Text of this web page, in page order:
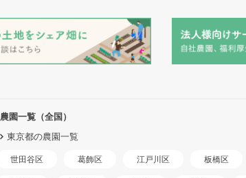
農園一覧（全国）
東京都の農園一覧
世田谷区 葛飾区 江戸川区 板橋区